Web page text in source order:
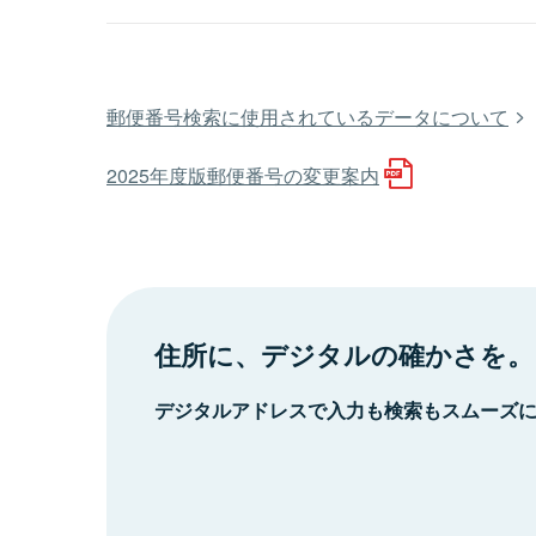
郵便番号検索に使用されているデータについて
2025年度版郵便番号の変更案内
住所に、デジタルの確かさを。
デジタルアドレスで入力も検索もスムーズ